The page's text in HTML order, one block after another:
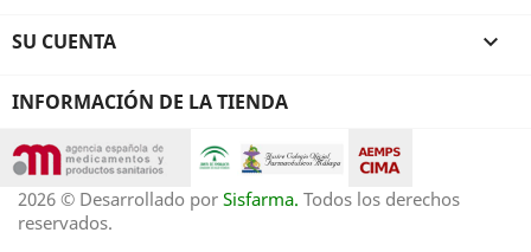
SU CUENTA 
INFORMACIÓN DE LA TIENDA
2026 © Desarrollado por Sisfarma. Todos los derechos
reservados.